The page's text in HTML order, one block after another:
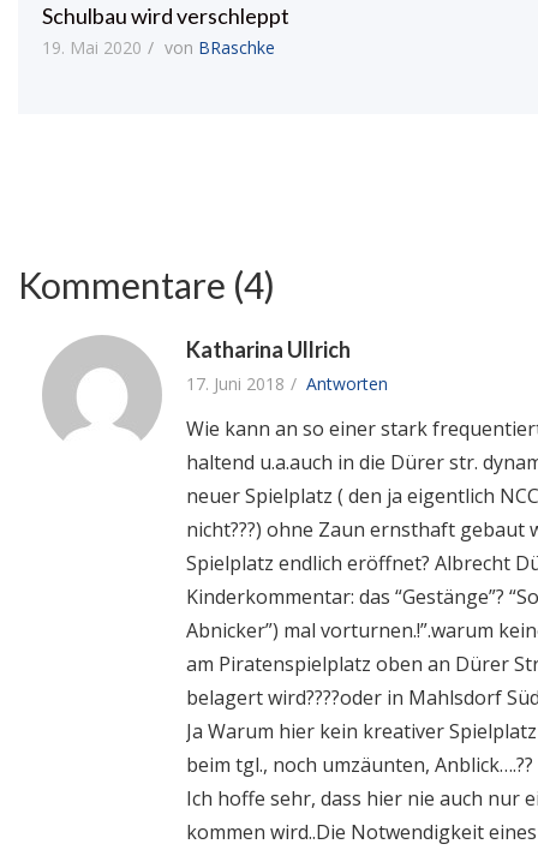
Schulbau wird verschleppt
19. Mai 2020 von BRaschke
Kommentare (4)
Katharina Ullrich
17. Juni 2018 Antworten
Wie kann an so einer stark
haltend u.a.auch in die Dürer str.
neuer Spielplatz ( den ja eigentlich
nicht???) ohne Zaun ernsthaft gebaut
Spielplatz endlich eröffnet? Albrecht
Kinderkommentar: das “Gestänge”?
Abnicker”) mal vorturnen.!”.warum
am Piratenspielplatz oben an Dürer
belagert wird????oder in Mahlsdorf
Ja Warum hier kein kreativer
beim tgl., noch umzäunten, Anblick….??
Ich hoffe sehr, dass hier nie auch nur
kommen wird..Die Notwendigkeit